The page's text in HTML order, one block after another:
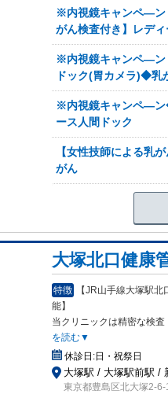
※内視鏡キャンペ―ン
がん検査付き】レデ
※内視鏡キャンペ―ン
ドック(胃カメラ)◆乳
※内視鏡キャンペ―ン
ース人間ドック
【女性技師による乳
がん
大塚北口健康
特徴
【JR山手線大塚駅
能】
当クリニックは精密な検
を読む▼
休診日:日・祝祭日
大塚駅 / 大塚駅前駅 /
東京都豊島区北大塚2-